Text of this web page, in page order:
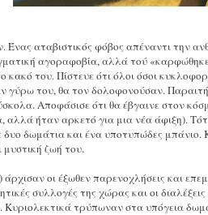
Ένας αταβιστικός φόβος απέναντι την
αγοραφοβία, αλλά τού
κακό του. Πίστευε ότι όλοι όσοι
γύρω του, θα τον δολοφονούσαν.
Αποφάσισε ότι θα έβγαινε στον
αλλά ήταν αρκετό για μια νέα άφιξη).
δωμάτια και ένα υποτυπώδες μπάνιο.
μυστική ζωή του.
οι έξωθεν παρενοχλήσεις και
συλλογές της χώρας και οι
τρύπωναν στα υπόγεια